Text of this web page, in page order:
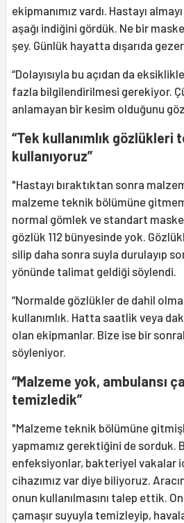
ekipmanımız vardı. Hastayı
aşağı indiğini gördük. Ne bir
şey. Günlük hayatta dışarıda
“Dolayısıyla bu açıdan da
fazla bilgilendirilmesi gerekiyor.
anlamayan bir kesim olduğunu
“Tek kullanımlık gözlükleri
kullanıyoruz”
"Hastayı bıraktıktan sonra
malzeme teknik bölümüne
normal gömlek ve standart
gözlük 112 bünyesinde yok.
silip daha sonra suyla durulayıp
yönünde talimat geldiği söylendi.
“Normalde gözlükler de dahil
kullanımlık. Hatta saatlik veya
olan ekipmanlar. Bize ise bir
söyleniyor.
“Malzeme yok, ambulansı
temizledik”
"Malzeme teknik bölümüne
yapmamız gerektiğini de sorduk.
enfeksiyonlar, bakteriyel vakalar
cihazımız var diye biliyoruz.
onun kullanılmasını talep ettik.
çamaşır suyuyla temizleyip,